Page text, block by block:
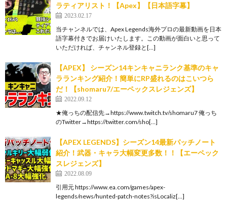
ラティアリスト！【Apex】【日本語字幕】
2023.02.17
当チャンネルでは、Apex Legends海外プロの最新動画を日本
語字幕付きでお届けいたします。この動画が面白いと思って
いただければ、チャンネル登録と[…]
【APEX】 シーズン14キンキャニランク基準のキャ
ラランキング紹介！簡単にRP盛れるのはこいつら
だ！【shomaru7/エーペックスレジェンズ】
2022.09.12
★俺っちの配信先→https://www.twitch.tv/shomaru7 俺っち
のTwitter→https://twitter.com/sho[…]
【APEX LEGENDS】シーズン14最新パッチノート
紹介！武器・キャラ大幅変更多数！！【エーペック
スレジェンズ】
2022.08.09
引用元 https://www.ea.com/games/apex-
legends/news/hunted-patch-notes?isLocaliz[…]